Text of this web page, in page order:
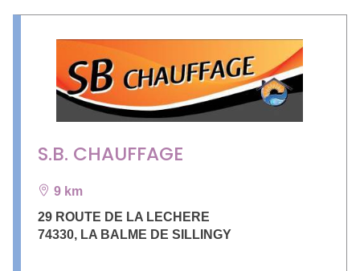
S.B. CHAUFFAGE
9 km
29 ROUTE DE LA LECHERE
74330, LA BALME DE SILLINGY